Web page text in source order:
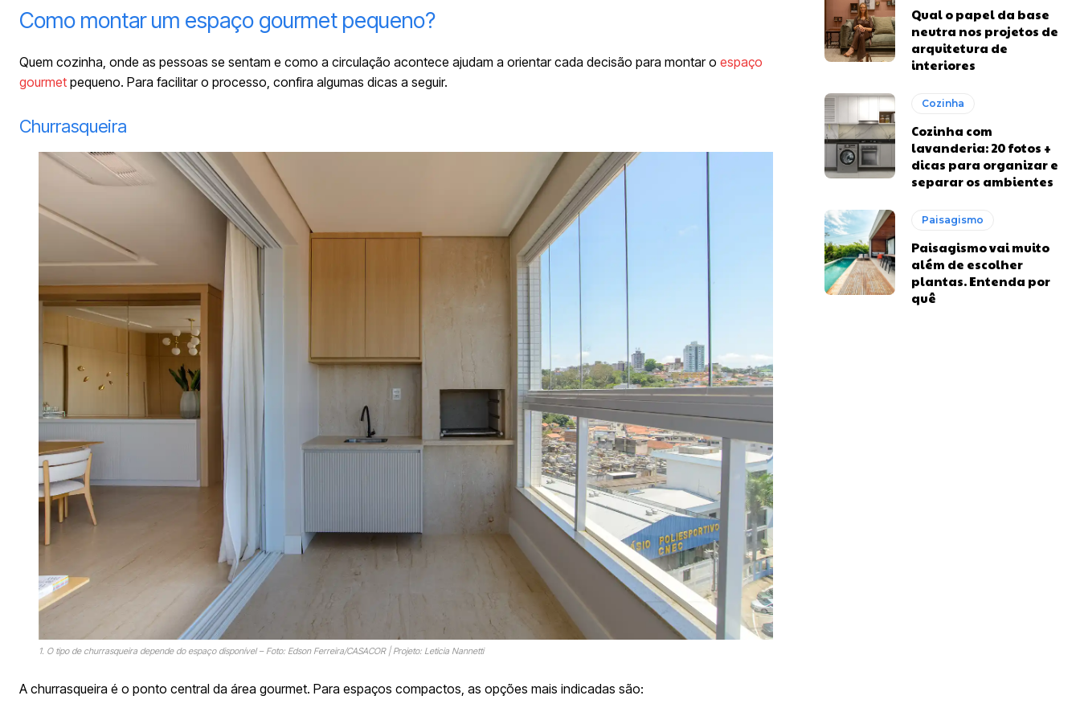
Como montar um espaço gourmet pequeno?
Quem cozinha, onde as pessoas se sentam e como a circulação acontece ajudam a orientar cada decisão para montar o espaço
gourmet pequeno. Para facilitar o processo, confira algumas dicas a seguir.
Churrasqueira
1. O tipo de churrasqueira depende do espaço disponível – Foto: Edson Ferreira/CASACOR | Projeto: Leticia Nannetti
A churrasqueira é o ponto central da área gourmet. Para espaços compactos, as opções mais indicadas são:
Qual o papel da base
neutra nos projetos de
arquitetura de
interiores
Cozinha
Cozinha com
lavanderia: 20 fotos +
dicas para organizar e
separar os ambientes
Paisagismo
Paisagismo vai muito
além de escolher
plantas. Entenda por
quê